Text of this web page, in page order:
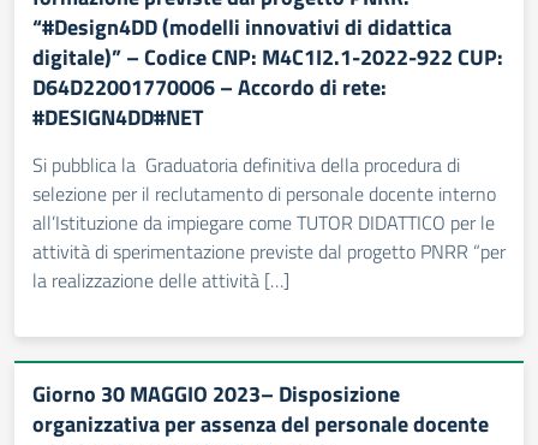
“#Design4DD (modelli innovativi di didattica
digitale)” – Codice CNP: M4C1I2.1-2022-922 CUP:
D64D22001770006 – Accordo di rete:
#DESIGN4DD#NET
Si pubblica la Graduatoria definitiva della procedura di
selezione per il reclutamento di personale docente interno
all’Istituzione da impiegare come TUTOR DIDATTICO per le
attività di sperimentazione previste dal progetto PNRR “per
la realizzazione delle attività […]
Giorno 30 MAGGIO 2023– Disposizione
organizzativa per assenza del personale docente